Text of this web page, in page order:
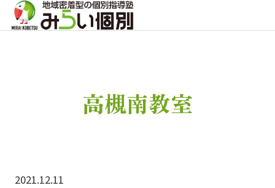
高槻南教室
2021.12.11